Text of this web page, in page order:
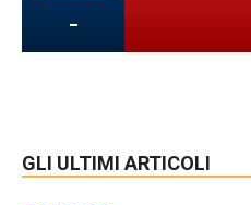
-
GLI ULTIMI ARTICOLI